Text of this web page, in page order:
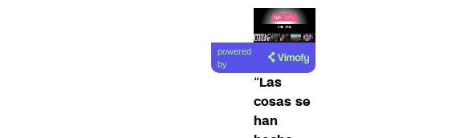
Lea el
artículo
powered
by
“Las
cosas se
han